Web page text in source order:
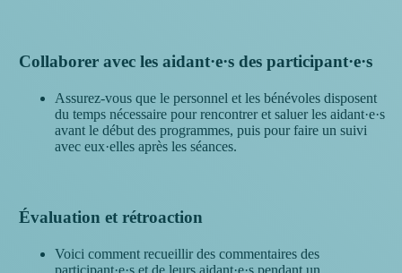
Collaborer avec les aidant·e·s des participant·e·s
Assurez-vous que le personnel et les bénévoles disposent
du temps nécessaire pour rencontrer et saluer les aidant·e·s
avant le début des programmes, puis pour faire un suivi
avec eux·elles après les séances.
Évaluation et rétroaction
Voici comment recueillir des commentaires des
participant·e·s et de leurs aidant·e·s pendant un